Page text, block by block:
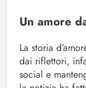
Un amore
La storia
dai riflettori,
social e